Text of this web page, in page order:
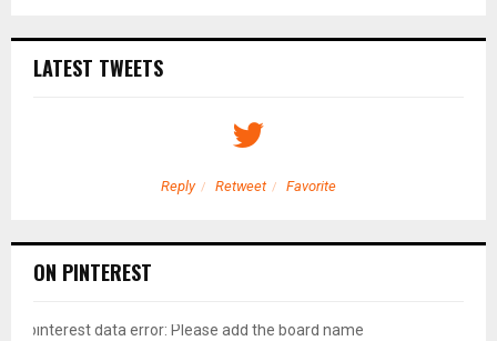
LATEST TWEETS
Reply Retweet Favorite
ON PINTEREST
pinterest data error: Please add the board name